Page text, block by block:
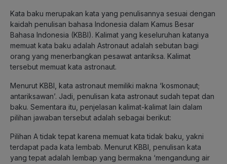
Kata baku merupakan kata yang penulisannya sesuai dengan
kaidah penulisan bahasa Indonesia dalam Kamus Besar
Bahasa Indonesia (KBBI). Kalimat yang keseluruhan katanya
memuat kata baku adalah Astronaut adalah sebutan bagi
orang yang menerbangkan pesawat antariksa. Kalimat
tersebut memuat kata astronaut.
Menurut KBBI, kata astronaut memiliki makna ‘kosmonaut;
antariksawan’. Jadi, penulisan kata astronaut sudah tepat dan
baku. Sementara itu, penjelasan kalimat-kalimat lain dalam
pilihan jawaban tersebut adalah sebagai berikut:
Pilihan A tidak tepat karena memuat kata tidak baku, yakni
terdapat pada kata lembab. Menurut KBBI, penulisan kata
yang tepat adalah lembap yang bermakna ‘mengandung air